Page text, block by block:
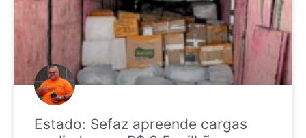
Estado: Sefaz apreende cargas